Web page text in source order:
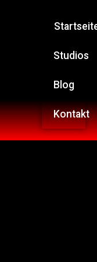
Studios
Blog
Kontakt